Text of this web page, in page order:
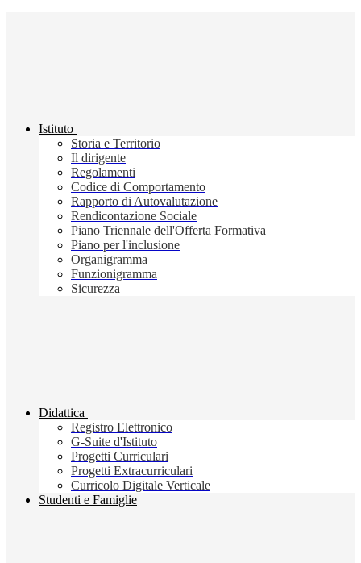
Istituto
Storia e Territorio
Il dirigente
Regolamenti
Codice di Comportamento
Rapporto di Autovalutazione
Rendicontazione Sociale
Piano Triennale dell'Offerta Formativa
Piano per l'inclusione
Organigramma
Funzionigramma
Sicurezza
Didattica
Registro Elettronico
G-Suite d'Istituto
Progetti Curriculari
Progetti Extracurriculari
Curricolo Digitale Verticale
Studenti e Famiglie